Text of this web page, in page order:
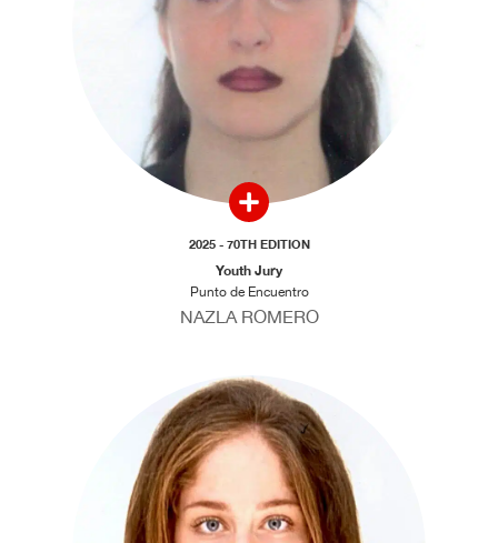
2025 - 70TH EDITION
Youth Jury
Punto de Encuentro
NAZLA ROMERO